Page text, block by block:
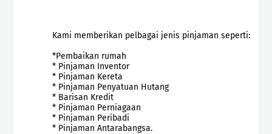
Kami memberikan pelbagai jenis pinjaman seperti:
*Pembaikan rumah
* Pinjaman Inventor
* Pinjaman Kereta
* Pinjaman Penyatuan Hutang
* Barisan Kredit
* Pinjaman Perniagaan
* Pinjaman Peribadi
* Pinjaman Antarabangsa.